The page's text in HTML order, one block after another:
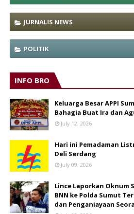
JURNALIS NEWS
POLITIK
INFO BRO
Keluarga Besar APPI
Bahagia Buat Ira dan
July 12, 2026
Hari ini Pemadaman
Deli Serdang
July 09, 2026
Lince Laporkan Oknum
BNN ke Polda Sumut
dan Penganiayaan